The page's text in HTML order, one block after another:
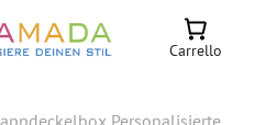
Carrello